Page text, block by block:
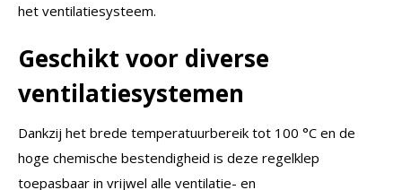
het ventilatiesysteem.
Geschikt voor diverse
ventilatiesystemen
Dankzij het brede temperatuurbereik tot 100 °C en de
hoge chemische bestendigheid is deze regelklep
toepasbaar in vrijwel alle ventilatie- en